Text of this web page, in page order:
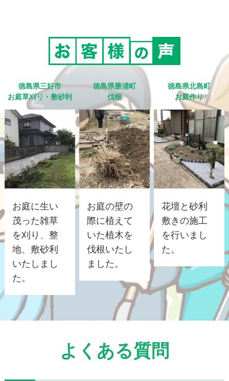
徳島県三好市
お庭草刈り・敷砂利
お庭に生い
茂った雑草
を刈り、整
地、敷砂利
いたしまし
た。
徳島県勝浦町
伐根
お庭の壁の
際に植えて
いた植木を
伐根いたし
ました。
徳島県北島町
お庭作り
花壇と砂利
敷きの施工
を行いまし
た。
よくある質問